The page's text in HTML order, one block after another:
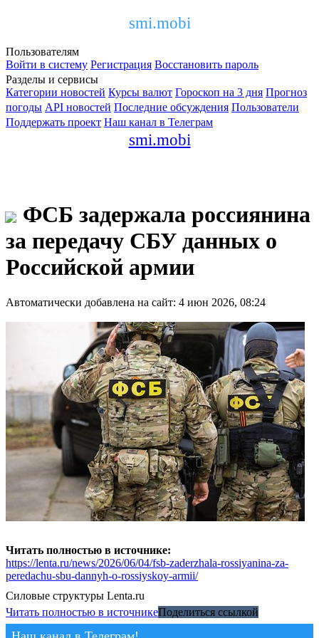
smi.mobi
Пользователям
Войти в систему Регистрация Восстановить пароль
Разделы и сервисы
Категории новостей Курсы валют Гороскоп на 3 дня Прогноз
погоды API новостей Последние обсуждения Пользователи
Поддержать проект Наш канал в Телеграм
smi.mobi
ФСБ задержала россиянина
за передачу СБУ данных о
Российской армии
Автоматически добавлена на сайт: 4 июн 2026, 08:24
Читать полностью в источнике:
https://lenta.ru/news/2026/06/04/fsb-zaderzhala-rossiyanina-za-
peredachu-sbu-dannyh-o-rossiyskoy-armii/
Силовые структуры Lenta.ru
Читать полностью в источникеПоделиться ссылкой